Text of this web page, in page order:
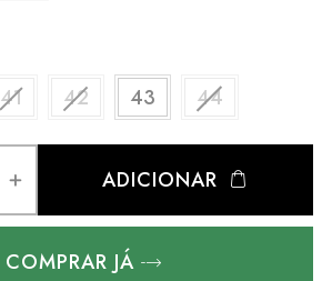
41 42 43 44
ADICIONAR
COMPRAR JÁ